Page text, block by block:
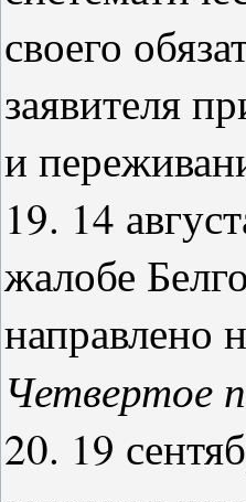
своего
заявителя
и
19. 14
жалобе
направлено
Четвертое
20. 19